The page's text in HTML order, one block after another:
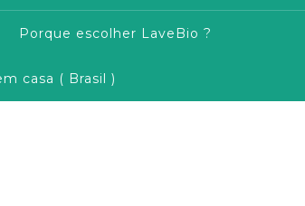
Porque escolher LaveBio ?
casa ( Brasil )